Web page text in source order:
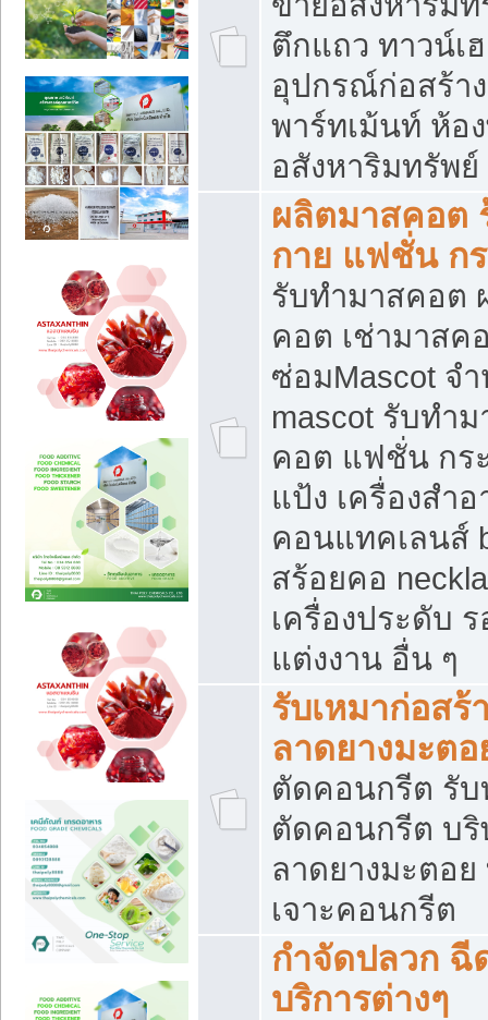
ตึกแถว ทาวน์เ
อุปกรณ์ก่อสร้า
พาร์ทเม้นท์ ห้อ
อสังหาริมทรัพ
ผลิตมาสคอต
กาย แฟชั่น กร
รับทำมาสคอต
คอต เช่ามาสค
ซ่อมMascot จ
mascot รับทำ
คอต แฟชั่น กระ
แป้ง เครื่องสำ
คอนแทคเลนส์
สร้อยคอ
เครื่องประดับ ร
แต่งงาน อื่น ๆ
รับเหมาก่อส
ลาดยางมะต
ตัดคอนกรีต รับ
ตัดคอนกรีต บริ
ลาดยางมะตอ
เจาะคอนกรีต
กำจัดปลวก ฉี
บริการต่างๆ